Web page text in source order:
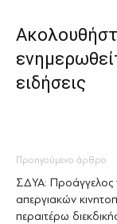
ειδήσεις
Προηγούμενο άρθρο
ΣΔΥΑ: Προάγγελος
απεργιακών
περαιτέρω